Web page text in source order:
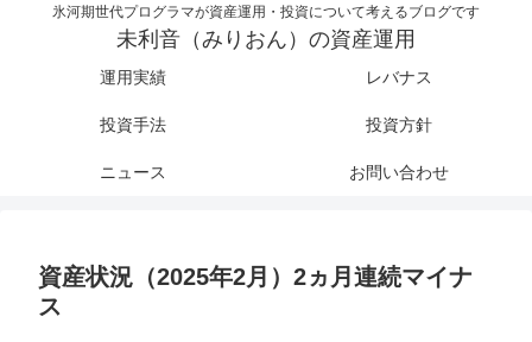
氷河期世代プログラマが資産運用・投資について考えるブログです
未利音（みりおん）の資産運用
運用実績 レバナス
投資手法 投資方針
ニュース お問い合わせ
資産状況（2025年2月）2ヵ月連続マイナ
ス